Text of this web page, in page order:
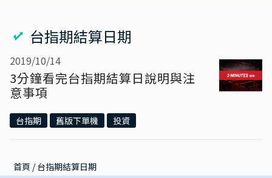
台指期結算日期
2019/10/14
3分鐘看完台指期結算日說明與注
意事項
台指期 舊版下單機 投資
首頁 / 台指期結算日期